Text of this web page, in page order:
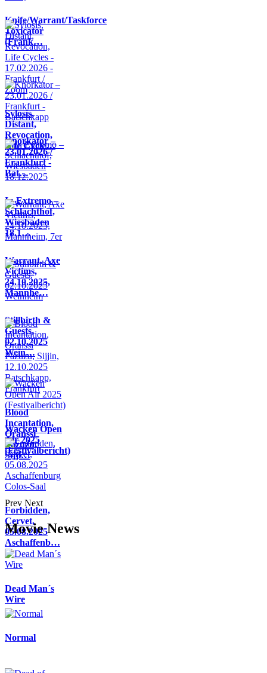
Knife/Warrant/Taskforce
Toxicator
(Frank…
Sylosis,
Distant,
Revocation,
Life Cycle…
Knorkator –
23.01.2026 /
Frankfurt -
Bat…
In Extremo –
Schlachthof,
Wiesbaden
18.1…
Warrant, Axe
Victims,
24.10.2025,
Mannhe…
Stillbirth &
Guests,
02.10.2025
Wein…
Blood
Incantation,
Oranssi
Pazuzu,
Sijji…
Wacken Open
Air 2025
(Festivalbericht)
Forbidden,
Cervet,
05.08.2025
Aschaffenb…
Prev Next
Movie News
Dead Man´s
Wire
Normal